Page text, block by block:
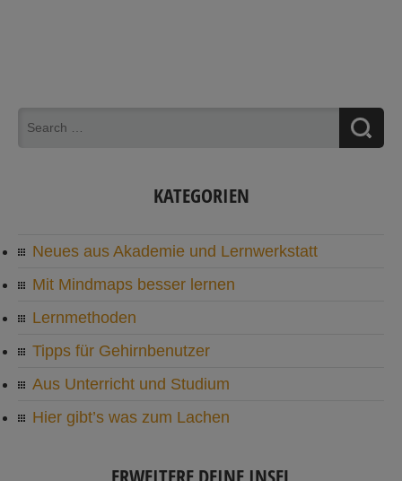
KATEGORIEN
Neues aus Akademie und Lernwerkstatt
Mit Mindmaps besser lernen
Lernmethoden
Tipps für Gehirnbenutzer
Aus Unterricht und Studium
Hier gibt’s was zum Lachen